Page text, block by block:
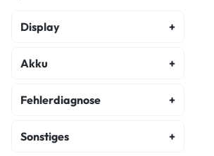
Display
Display Reparatur
Akku
Akku Austausch
Fehlerdiagnose
Fehlerdiagnose
Sonstiges